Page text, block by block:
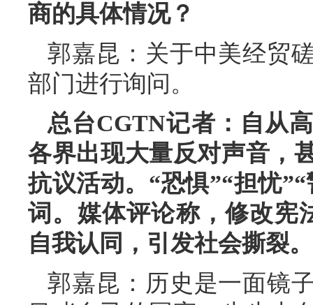
商的具体情况？
郭嘉昆：关于中美经贸
部门进行询问。
总台CGTN记者：自从
各界出现大量反对声音，
抗议活动。“恐惧”“担忧
词。媒体评论称，修改宪
自我认同，引发社会撕裂
郭嘉昆：历史是一面镜